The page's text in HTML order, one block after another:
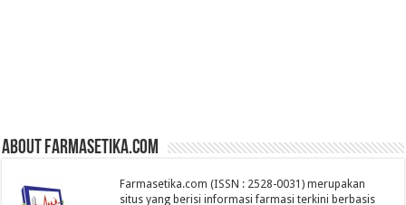
About farmasetika.com
Farmasetika.com (ISSN : 2528-0031) merupakan
situs yang berisi informasi farmasi terkini berbasis